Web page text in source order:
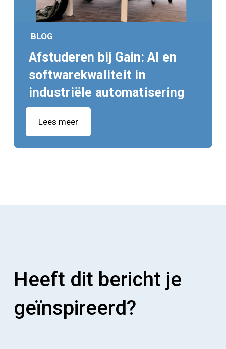
BLOG
Afstuderen bij Gain: AI en
softwarekwaliteit in
industriële automatisering
Lees meer
Heeft dit bericht je
geïnspireerd?